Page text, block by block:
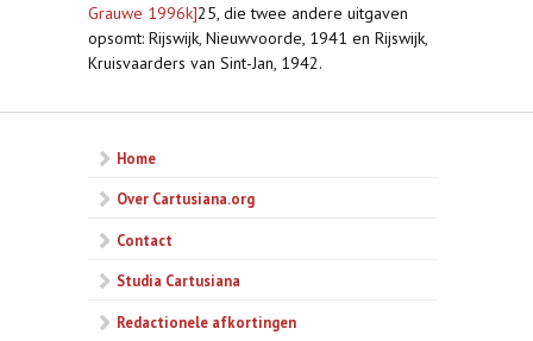
Grauwe 1996k]25, die twee andere uitgaven
opsomt: Rijswijk, Nieuwvoorde, 1941 en Rijswijk,
Kruisvaarders van Sint-Jan, 1942.
Home
Over Cartusiana.org
Contact
Studia Cartusiana
Redactionele afkortingen